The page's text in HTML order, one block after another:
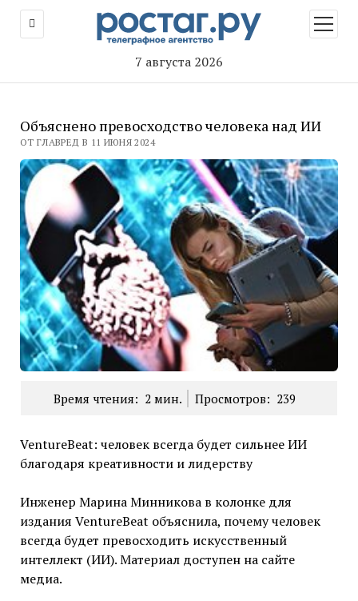
7 августа 2026
меню
Объяснено превосходство человека над ИИ
ОТ ГЛАВРЕД В 11 ИЮНЯ 2024
Время чтения: 2 мин. Просмотров: 239
VentureBeat: человек всегда будет сильнее ИИ
благодаря креативности и лидерству
Инженер Марина Минникова в колонке для
издания VentureBeat объяснила, почему человек
всегда будет превосходить искусственный
интеллект (ИИ). Материал доступен на сайте
медиа.